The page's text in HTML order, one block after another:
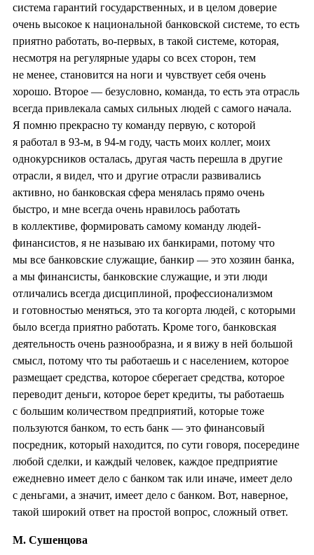
система гарантий государственных, и в целом доверие
очень высокое к национальной банковской системе, то есть
приятно работать, во-первых, в такой системе, которая,
несмотря на регулярные удары со всех сторон, тем
не менее, становится на ноги и чувствует себя очень
хорошо. Второе — безусловно, команда, то есть эта отрасль
всегда привлекала самых сильных людей с самого начала.
Я помню прекрасно ту команду первую, с которой
я работал в 93-м, в 94-м году, часть моих коллег, моих
однокурсников осталась, другая часть перешла в другие
отрасли, я видел, что и другие отрасли развивались
активно, но банковская сфера менялась прямо очень
быстро, и мне всегда очень нравилось работать
в коллективе, формировать самому команду людей-
финансистов, я не называю их банкирами, потому что
мы все банковские служащие, банкир — это хозяин банка,
а мы финансисты, банковские служащие, и эти люди
отличались всегда дисциплиной, профессионализмом
и готовностью меняться, это та когорта людей, с которыми
было всегда приятно работать. Кроме того, банковская
деятельность очень разнообразна, и я вижу в ней большой
смысл, потому что ты работаешь и с населением, которое
размещает средства, которое сберегает средства, которое
переводит деньги, которое берет кредиты, ты работаешь
с большим количеством предприятий, которые тоже
пользуются банком, то есть банк — это финансовый
посредник, который находится, по сути говоря, посередине
любой сделки, и каждый человек, каждое предприятие
ежедневно имеет дело с банком так или иначе, имеет дело
с деньгами, а значит, имеет дело с банком. Вот, наверное,
такой широкий ответ на простой вопрос, сложный ответ.
М. Сушенцова